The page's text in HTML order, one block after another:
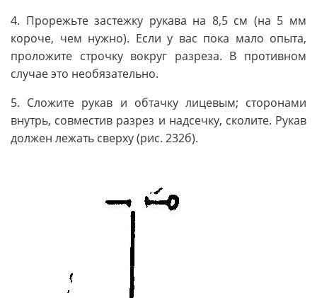
4. Прорежьте застежку рукава на 8,5 см (на 5 мм
короче, чем нужно). Если у вас пока мало опыта,
проложите строчку вокруг разреза. В противном
случае это необязательно.
5. Сложите рукав и обтачку лицевым; сторонами
внутрь, совместив разрез и надсечку, сколите. Рукав
должен лежать сверху (рис. 232б).